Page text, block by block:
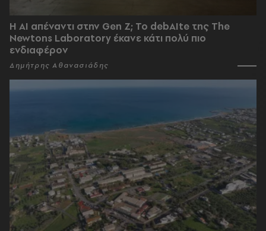
Η AI απέναντι στην Gen Z; Το debAIte της The
Newtons Laboratory έκανε κάτι πολύ πιο
ενδιαφέρον
Δημήτρης Αθανασιάδης